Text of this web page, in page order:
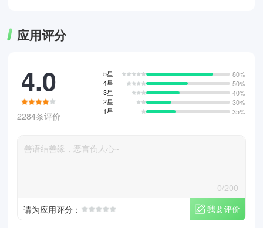
应用评分
4.0
2284条评价
5星
80%
4星
50%
3星
40%
2星
30%
1星
35%
0/200
请为应用评分：
我要评价